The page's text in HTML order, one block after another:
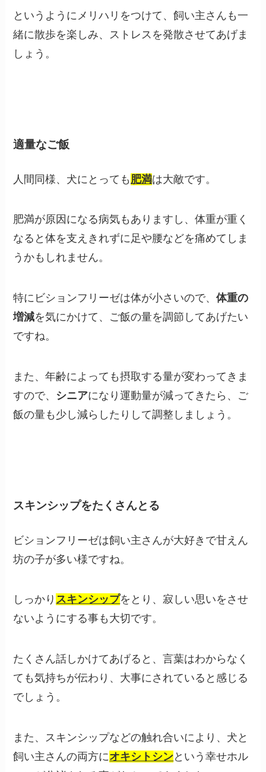
というようにメリハリをつけて、飼い主さんも一
緒に散歩を楽しみ、ストレスを発散させてあげま
しょう。
適量なご飯
人間同様、犬にとっても 肥満は大敵です。
肥満が原因になる病気もありますし、体重が重く
なると体を支えきれずに足や腰などを痛めてしま
うかもしれません。
特にビションフリーゼは体が小さいので、体重の
増減を気にかけて、ご飯の量を調節してあげたい
ですね。
また、年齢によっても摂取する量が変わってきま
すので、 シニアになり運動量が減ってきたら、ご
飯の量も少し減らしたりして調整しましょう。
スキンシップをたくさんとる
ビションフリーゼは飼い主さんが大好きで甘えん
坊の子が多い様ですね。
しっかり スキンシップをとり、寂しい思いをさせ
ないようにする事も大切です。
たくさん話しかけてあげると、言葉はわからなく
ても気持ちが伝わり、大事にされていると感じる
でしょう。
また、スキンシップなどの触れ合いにより、犬と
飼い主さんの両方にオキシトシンという幸せホル